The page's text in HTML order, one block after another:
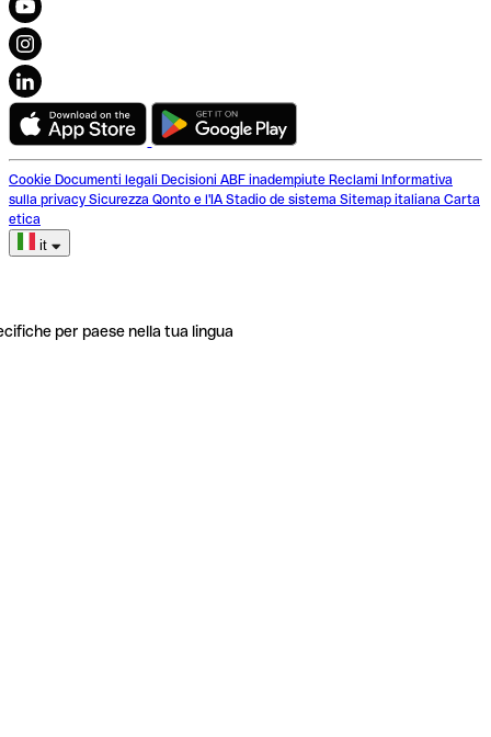
Cookie Documenti legali Decisioni ABF inadempiute Reclami Informativa
sulla privacy Sicurezza Qonto e l'IA Stadio de sistema Sitemap italiana Carta
etica
it
per paese nella tua lingua